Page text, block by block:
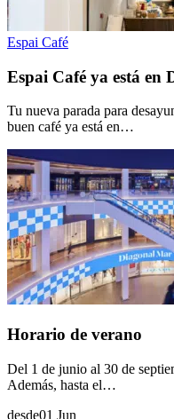
Espai Café
Espai Café ya está en
Tu nueva parada para
buen café ya está en…
Horario de verano
Del 1 de junio al 30 de
Además, hasta el…
desde01 Jun